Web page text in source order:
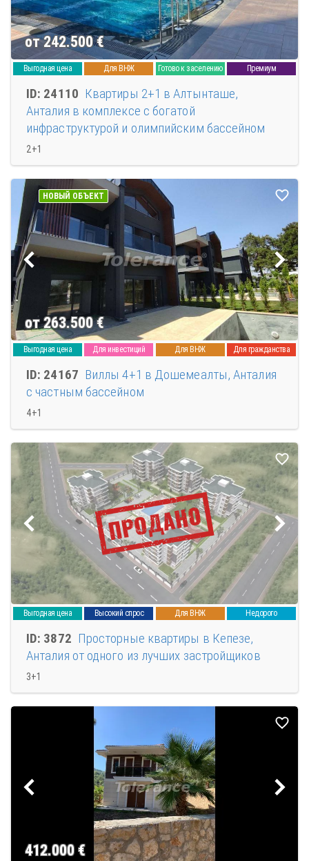
от 242.500€
Выгодная цена Для ВНЖ Готово к заселению Премиум
ID: 24110 Квартиры 2+1 в Алтынташе,
Анталия в комплексе с богатой
инфраструктурой и олимпийским бассейном
2+1
от 263.500€
НОВЫЙ ОБЪЕКТ
Выгодная цена Для инвестиций Для ВНЖ Для гражданства
ID: 24167 Виллы 4+1 в Дошемеалты, Анталия
с частным бассейном
4+1
Выгодная цена Высокий спрос Для ВНЖ Недорого
ID: 3872 Просторные квартиры в Кепезе,
Анталия от одного из лучших застройщиков
3+1
412.000 €